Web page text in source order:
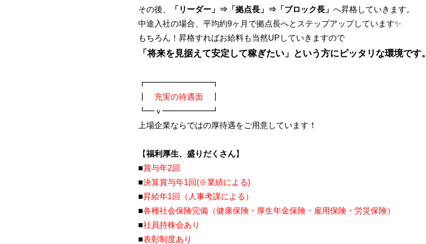
その後、
「リーダー」⇒「拠点長」⇒「ブロック長」 へ昇格していきます。
中途入社の場合、平均約9ヶ月で拠点長へとステップアップしています✨
もちろん！昇格すればお給料も当然UPしていきますので
「将来を見据えて安定して稼ぎたい」という方にピッタリな環境です。
┏━━━━━━━━┓
充実の待遇面
┗━ｖ━━━━━━┛
上場企業ならではの厚待遇をご用意しています！
【福利厚生、盛りだくさん】
■賞与年2回
■決算賞与年1回(※業績による)
■昇給年1回（人事考課による）
■各種社会保険完備（健康保険・厚生年金保険・雇用保険・労災保険）
■社員持株会あり
■表彰制度あり